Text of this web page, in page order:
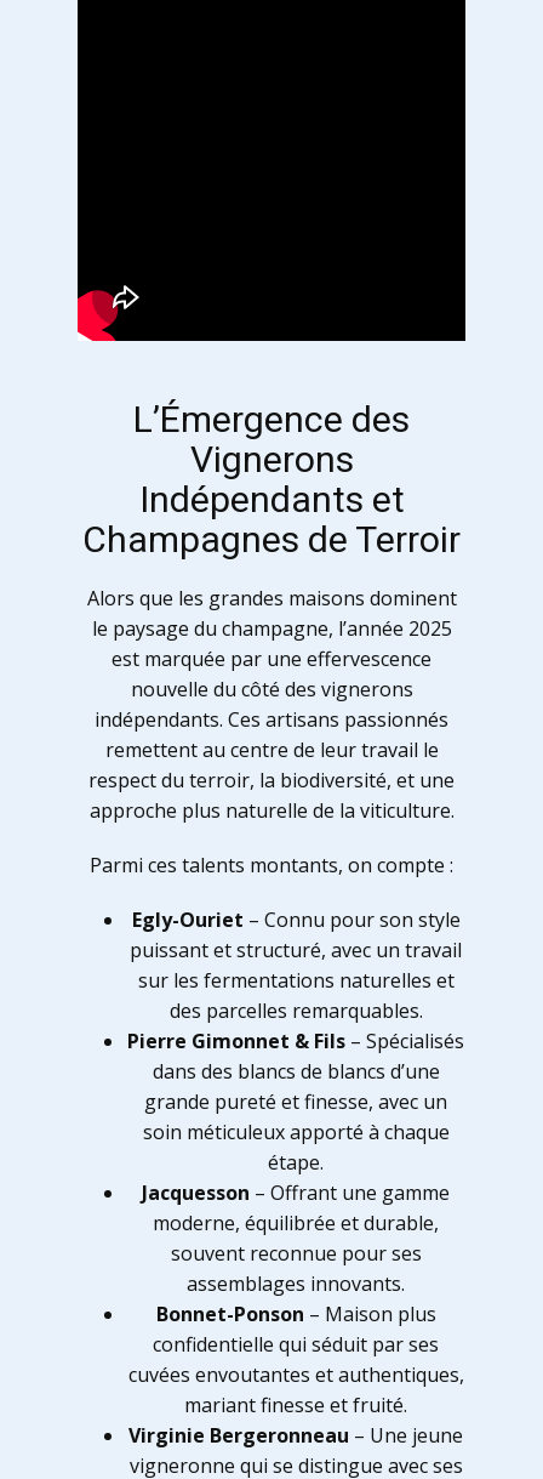
L’Émergence des
Vignerons
Indépendants et
Champagnes de Terroir
Alors que les grandes maisons dominent
le paysage du champagne, l’année 2025
est marquée par une effervescence
nouvelle du côté des vignerons
indépendants. Ces artisans passionnés
remettent au centre de leur travail le
respect du terroir, la biodiversité, et une
approche plus naturelle de la viticulture.
Parmi ces talents montants, on compte :
Egly-Ouriet – Connu pour son style
puissant et structuré, avec un travail
sur les fermentations naturelles et
des parcelles remarquables.
Pierre Gimonnet & Fils – Spécialisés
dans des blancs de blancs d’une
grande pureté et finesse, avec un
soin méticuleux apporté à chaque
étape.
Jacquesson – Offrant une gamme
moderne, équilibrée et durable,
souvent reconnue pour ses
assemblages innovants.
Bonnet-Ponson – Maison plus
confidentielle qui séduit par ses
cuvées envoutantes et authentiques,
mariant finesse et fruité.
Virginie Bergeronneau – Une jeune
vigneronne qui se distingue avec ses